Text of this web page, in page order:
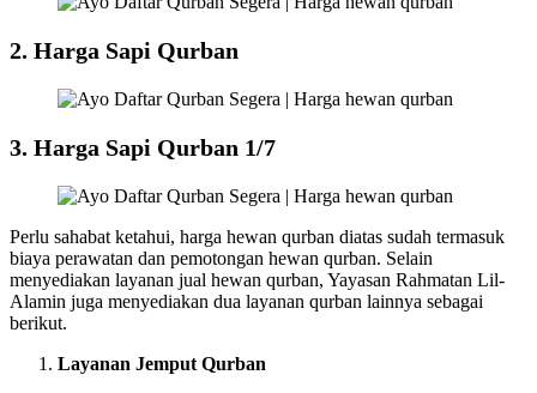
2. Harga Sapi Qurban
3. Harga Sapi Qurban 1/7
Perlu sahabat ketahui, harga hewan qurban diatas sudah termasuk
biaya perawatan dan pemotongan hewan qurban. Selain
menyediakan layanan jual hewan qurban, Yayasan Rahmatan Lil-
Alamin juga menyediakan dua layanan qurban lainnya sebagai
berikut.
Layanan Jemput Qurban